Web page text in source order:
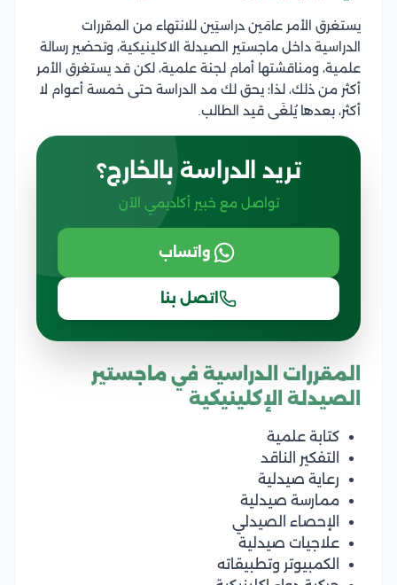
يستغرق الأمر عامَين دراسيَين للانتهاء من المقررات
الدراسية داخل ماجستير الصيدلة الاكلينيكية، وتحضير رسالة
علمية، ومناقشتها أمام لجنة علمية، لكن قد يستغرق الأمر
أكثر من ذلك، لذا؛ يحق لك مد الدراسة حتى خمسة أعوام لا
أكثر، بعدها يُلغَى قيد الطالب.
تريد الدراسة بالخارج؟
تواصل مع خبير أكاديمي الآن
واتساب
اتصل بنا
المقررات الدراسية في ماجستير
الصيدلة الإكلينيكية
كتابة علمية
التفكير الناقد
رعاية صيدلية
ممارسة صيدلية
الإحصاء الصيدلي
علاجيات صيدلية
الكمبيوتر وتطبيقاته